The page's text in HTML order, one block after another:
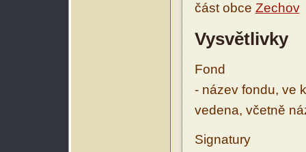
část obce Zechov
Vysvětlivky
Fond
- název fondu, ve
vedena, včetně
Signatury